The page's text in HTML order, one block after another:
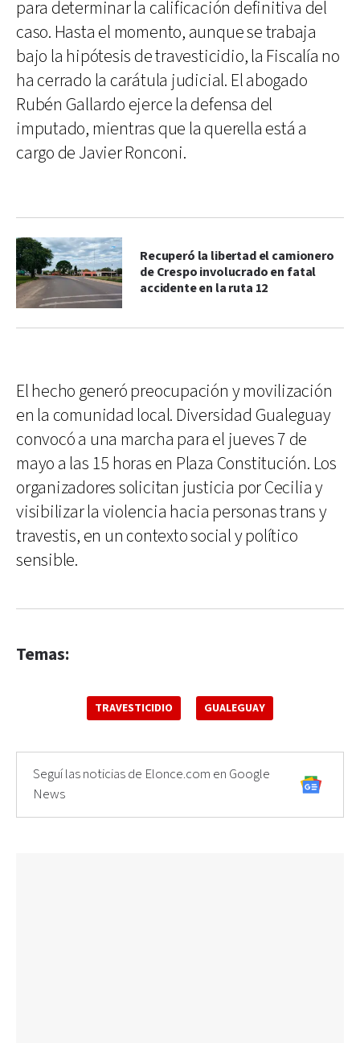
para determinar la calificación definitiva del
caso. Hasta el momento, aunque se trabaja
bajo la hipótesis de travesticidio, la Fiscalía no
ha cerrado la carátula judicial. El abogado
Rubén Gallardo ejerce la defensa del
imputado, mientras que la querella está a
cargo de Javier Ronconi.
Recuperó la libertad el camionero
de Crespo involucrado en fatal
accidente en la ruta 12
El hecho generó preocupación y movilización
en la comunidad local. Diversidad Gualeguay
convocó a una marcha para el jueves 7 de
mayo a las 15 horas en Plaza Constitución. Los
organizadores solicitan justicia por Cecilia y
visibilizar la violencia hacia personas trans y
travestis, en un contexto social y político
sensible.
Temas:
TRAVESTICIDIO GUALEGUAY
Seguí las noticias de Elonce.com en Google
News